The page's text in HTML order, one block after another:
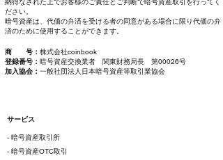
ださい。
暗号資産は、代価の弁済を受ける者の同意がある場合に限り代価の弁
済のために使用することができます。
商 号： 株式会社coinbook
登録番号： 暗号資産交換業者 関東財務局長 第00026号
加入協会： 一般社団法人日本暗号資産等取引業協会
サービス
- 暗号資産取引所
- 暗号資産OTC取引